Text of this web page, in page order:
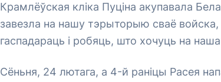
Крамлёўская кліка Пуціна акупавала
завезла на нашу тэрыторыю сваё войска,
гаспадараць і робяць, што хочуць на
Сёньня, 24 лютага, а 4-й раніцы Расея